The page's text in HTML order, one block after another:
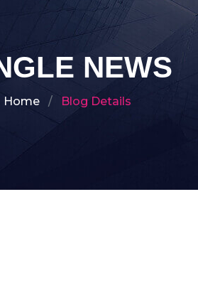
NEWS
Home Blog Details